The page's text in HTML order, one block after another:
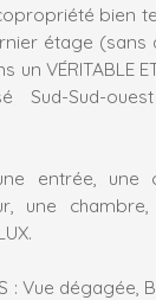
bien
étage (sans
VÉRITABLE
Sud-Sud-
entrée, une
une
: Vue dégagée,